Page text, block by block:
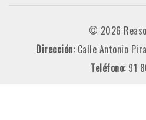
© 2026
Dirección: Calle Antonio
Teléfono: 91